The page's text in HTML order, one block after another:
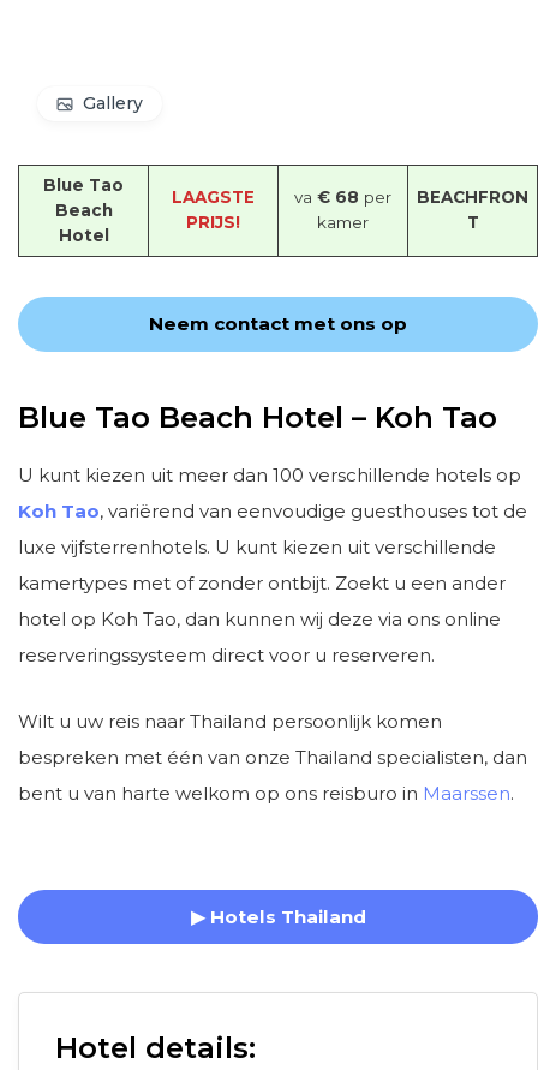
Gallery
Blue Tao
Beach
Hotel
LAAGSTE
PRIJS!
va € 68 per
kamer
BEACHFRON
T
Neem contact met ons op
Blue Tao Beach Hotel – Koh Tao
U kunt kiezen uit meer dan 100 verschillende hotels op
Koh Tao, variërend van eenvoudige guesthouses tot de
luxe vijfsterrenhotels. U kunt kiezen uit verschillende
kamertypes met of zonder ontbijt. Zoekt u een ander
hotel op Koh Tao, dan kunnen wij deze via ons online
reserveringssysteem direct voor u reserveren.
Wilt u uw reis naar Thailand persoonlijk komen
bespreken met één van onze Thailand specialisten, dan
bent u van harte welkom op ons reisburo in Maarssen.
▶ Hotels Thailand
Hotel details: